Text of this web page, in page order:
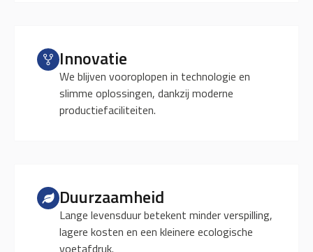
Innovatie
We blijven vooroplopen in technologie en
slimme oplossingen, dankzij moderne
productiefaciliteiten.
Duurzaamheid
Lange levensduur betekent minder verspilling,
lagere kosten en een kleinere ecologische